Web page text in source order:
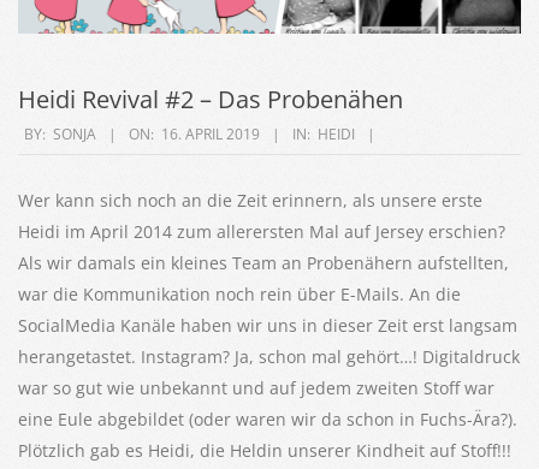
Heidi Revival #2 – Das Probenähen
2019-
16
BY: SONJA ON: 16. APRIL 2019 IN: HEIDI
Wer kann sich noch an die Zeit erinnern, als unsere erste
Heidi im April 2014 zum allerersten Mal auf Jersey erschien?
Als wir damals ein kleines Team an Probenähern aufstellten,
war die Kommunikation noch rein über E-Mails. An die
SocialMedia Kanäle haben wir uns in dieser Zeit erst langsam
herangetastet. Instagram? Ja, schon mal gehört…! Digitaldruck
war so gut wie unbekannt und auf jedem zweiten Stoff war
eine Eule abgebildet (oder waren wir da schon in Fuchs-Ära?).
Plötzlich gab es Heidi, die Heldin unserer Kindheit auf Stoff!!!